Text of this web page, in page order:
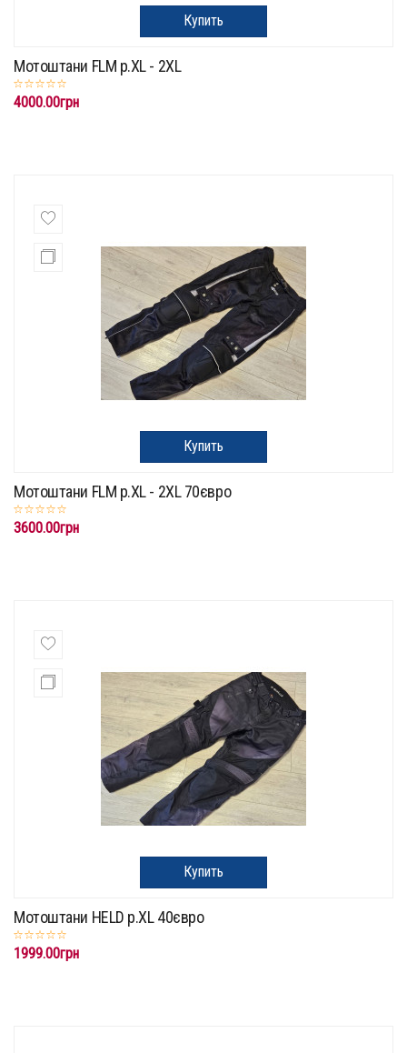
Купить
Мотоштани FLM p.XL - 2XL
4000.00грн
Купить
Мотоштани FLM p.XL - 2XL 70євро
3600.00грн
Купить
Мотоштани HELD p.XL 40євро
1999.00грн